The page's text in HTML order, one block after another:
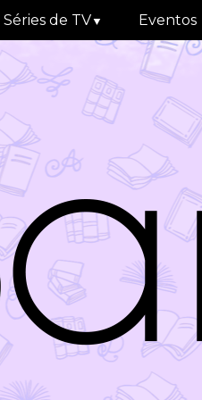
Séries de TV▼ Eventos